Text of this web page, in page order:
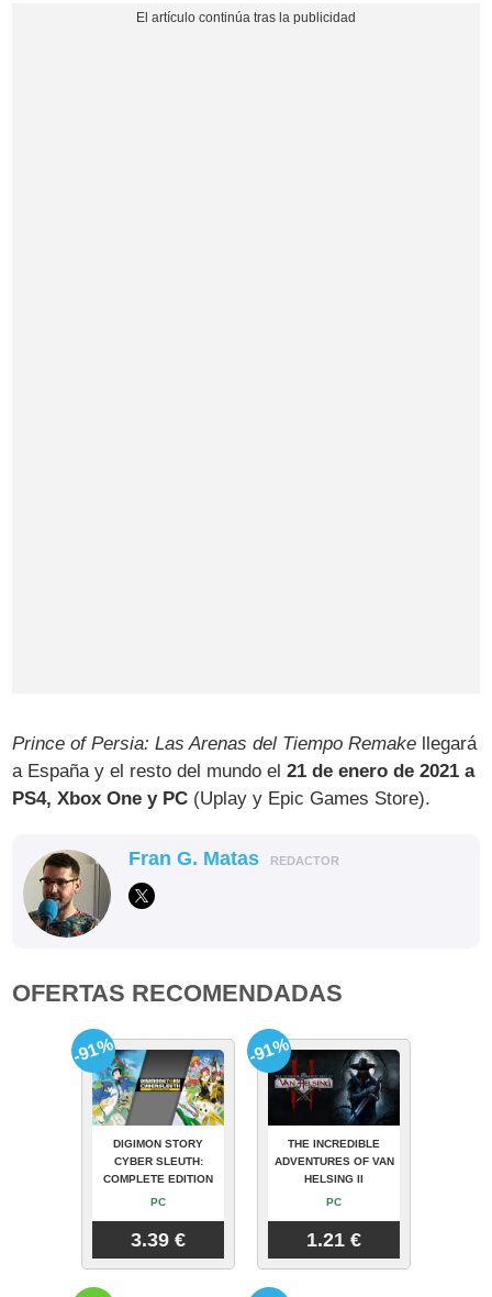
Prince of Persia: Las Arenas del Tiempo Remake llegará
a España y el resto del mundo el21 de enero de 2021 a
PS4, Xbox One y PC (Uplay y Epic Games Store).
Fran G. Matas REDACTOR
OFERTAS RECOMENDADAS
DIGIMON STORY
CYBER SLEUTH:
COMPLETE EDITION
PC
3.39 €
-91%
THE INCREDIBLE
ADVENTURES OF VAN
HELSING II
PC
1.21 €
-91%